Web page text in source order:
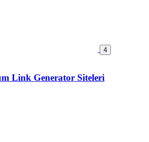
4
Link Generator Siteleri